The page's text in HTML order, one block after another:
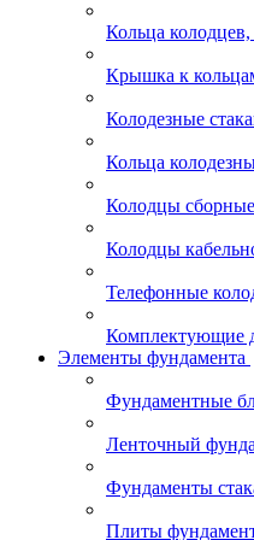
Кольца
Крышка к
Колодезные
Кольца
Колодцы
Колодцы
Телефонные
Комплектующие
Элементы фундамента
Фундаментные
Ленточный
Фундаменты
Плиты